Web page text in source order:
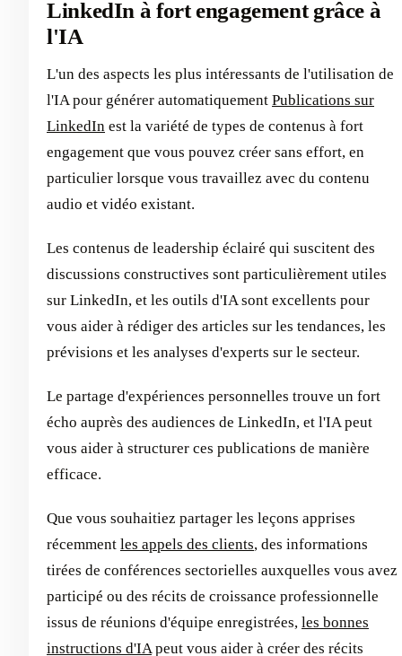
LinkedIn à fort engagement grâce à
l'IA
L'un des aspects les plus intéressants de l'utilisation de
l'IA pour générer automatiquement Publications sur
LinkedIn est la variété de types de contenus à fort
engagement que vous pouvez créer sans effort, en
particulier lorsque vous travaillez avec du contenu
audio et vidéo existant.
Les contenus de leadership éclairé qui suscitent des
discussions constructives sont particulièrement utiles
sur LinkedIn, et les outils d'IA sont excellents pour
vous aider à rédiger des articles sur les tendances, les
prévisions et les analyses d'experts sur le secteur.
Le partage d'expériences personnelles trouve un fort
écho auprès des audiences de LinkedIn, et l'IA peut
vous aider à structurer ces publications de manière
efficace.
Que vous souhaitiez partager les leçons apprises
récemment les appels des clients, des informations
tirées de conférences sectorielles auxquelles vous avez
participé ou des récits de croissance professionnelle
issus de réunions d'équipe enregistrées, les bonnes
instructions d'IApeut vous aider à créer des récits